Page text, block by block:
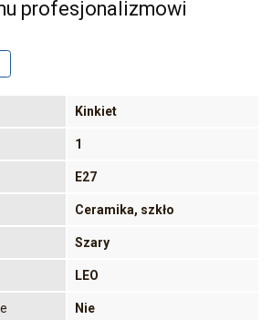
profesjonalizmowi
Kinkiet
1
E27
Ceramika, szkło
Szary
LEO
Nie